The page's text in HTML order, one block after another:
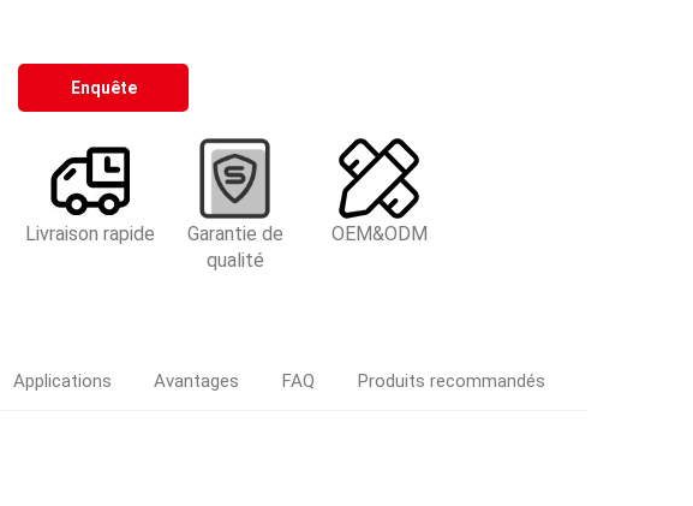
Enquête
Livraison rapide
Garantie de
qualité
OEM&ODM
Applications Avantages FAQ Produits recommandés